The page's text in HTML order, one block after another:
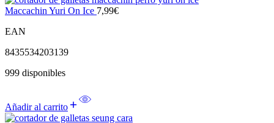
Maccachin Yuri On Ice 7,99€
EAN
8435534203139
999 disponibles
Añadir al carrito